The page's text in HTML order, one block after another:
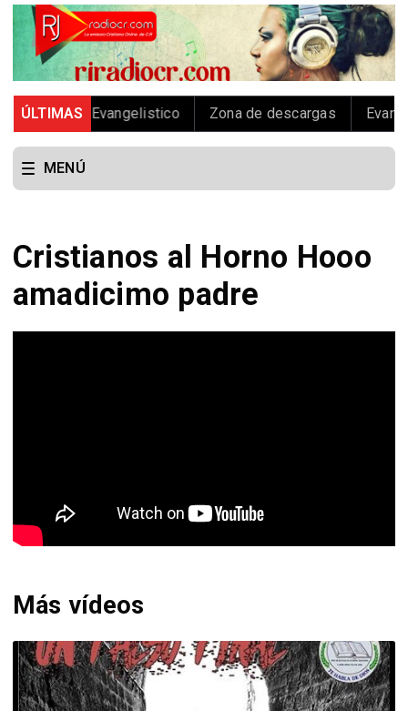
ÚLTIMAS
Viaje Evangelistico Zona de descargas
MENÚ
Cristianos al Horno Hooo
amadicimo padre
Más vídeos